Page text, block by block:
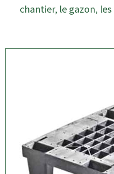
chantier, le gazon,